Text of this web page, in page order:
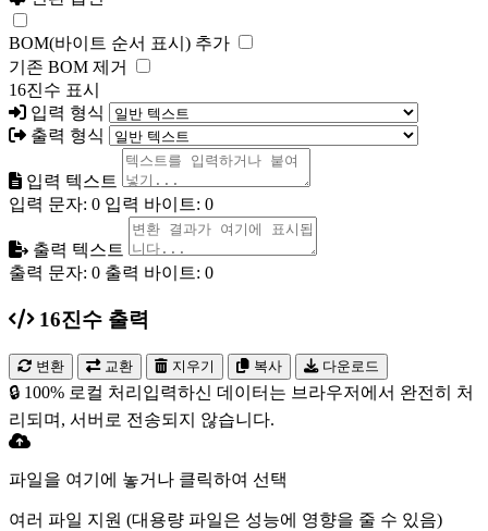
BOM(바이트 순서 표시) 추가
기존 BOM 제거
16진수 표시
입력 형식
출력 형식
입력 텍스트
입력 문자: 0 입력 바이트: 0
출력 텍스트
출력 문자: 0 출력 바이트: 0
16진수 출력
변환 교환 지우기 복사 다운로드
🔒 100% 로컬 처리 입력하신 데이터는 브라우저에서 완전히 처
리되며, 서버로 전송되지 않습니다.
파일을 여기에 놓거나 클릭하여 선택
여러 파일 지원 (대용량 파일은 성능에 영향을 줄 수 있음)